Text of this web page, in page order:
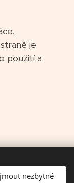
je
použití a
nezbytné